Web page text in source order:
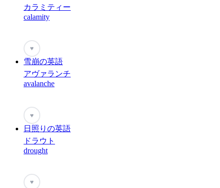
カラミティー
calamity
♥
雪崩の英語
アヴァランチ
avalanche
♥
日照りの英語
ドラウト
drought
♥